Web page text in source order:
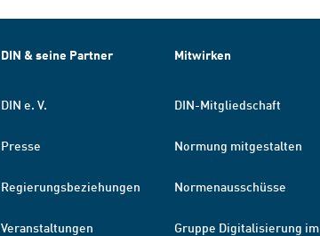
DIN & seine Partner
DIN e. V.
Presse
Regierungsbeziehungen
Veranstaltungen
Mitwirken
DIN-Mitgliedschaft
Normung mitgestalten
Normenausschüsse
Gruppe Digitalisierung im